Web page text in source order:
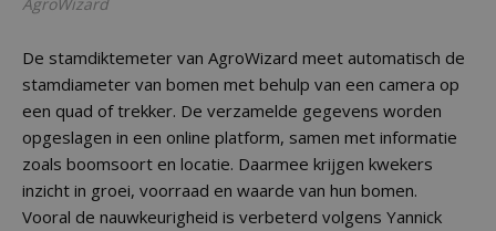
De stamdiktemeter van AgroWizard meet automatisch de
stamdiameter van bomen met behulp van een camera op
een quad of trekker. De verzamelde gegevens worden
opgeslagen in een online platform, samen met informatie
zoals boomsoort en locatie. Daarmee krijgen kwekers
inzicht in groei, voorraad en waarde van hun bomen.
Vooral de nauwkeurigheid is verbeterd volgens Yannick